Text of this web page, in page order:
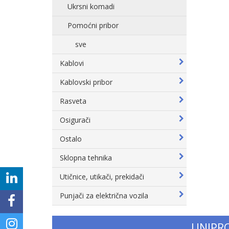
Ukrsni komadi
Pomoćni pribor
sve
Kablovi
Kablovski pribor
Rasveta
Osigurači
Ostalo
Sklopna tehnika
Utičnice, utikači, prekidači
Punjači za električna vozila